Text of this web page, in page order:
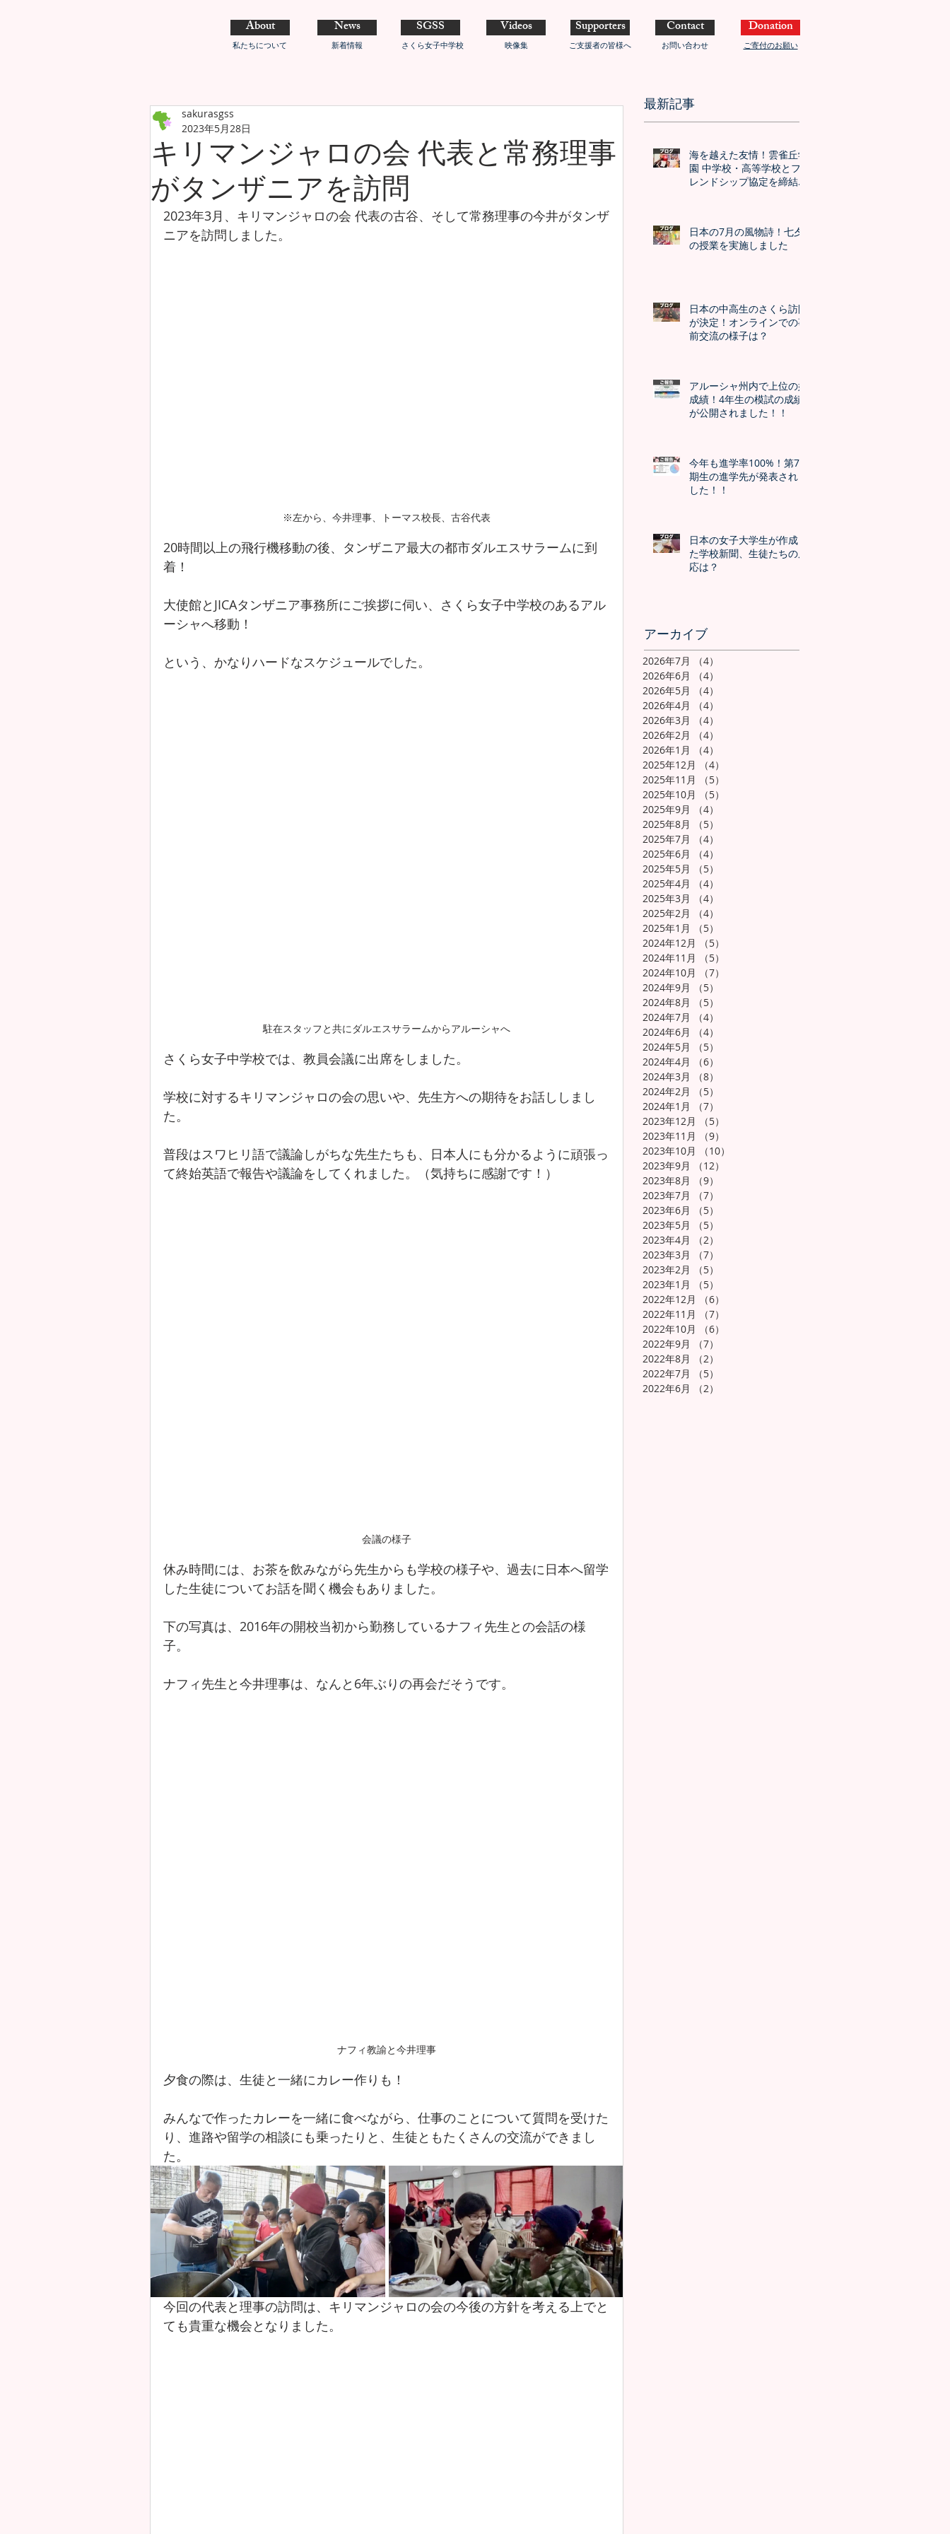
About
私たちについて
News
新着情報
SGSS
さくら女子中学校
Videos
映像集
Supporters
ご支援者の皆様へ
Contact
お問い合わせ
Donation
ご寄付のお願い
キリマンジャロの会 代表と常務理事
がタンザニアを訪問
sakurasgss
2023年5月28日
2023年3月、キリマンジャロの会 代表の古谷、そして常務理事の今井がタンザ
ニアを訪問しました。
※左から、今井理事、トーマス校長、古谷代表
20時間以上の飛行機移動の後、タンザニア最大の都市ダルエスサラームに到
着！
大使館とJICAタンザニア事務所にご挨拶に伺い、さくら女子中学校のあるアル
ーシャへ移動！
という、かなりハードなスケジュールでした。
駐在スタッフと共にダルエスサラームからアルーシャへ
さくら女子中学校では、教員会議に出席をしました。
学校に対するキリマンジャロの会の思いや、先生方への期待をお話ししまし
た。
普段はスワヒリ語で議論しがちな先生たちも、日本人にも分かるように頑張っ
て終始英語で報告や議論をしてくれました。（気持ちに感謝です！）
会議の様子
休み時間には、お茶を飲みながら先生からも学校の様子や、過去に日本へ留学
した生徒についてお話を聞く機会もありました。
下の写真は、2016年の開校当初から勤務しているナフィ先生との会話の様
子。
ナフィ先生と今井理事は、なんと6年ぶりの再会だそうです。
ナフィ教諭と今井理事
夕食の際は、生徒と一緒にカレー作りも！
みんなで作ったカレーを一緒に食べながら、仕事のことについて質問を受けた
り、進路や留学の相談にも乗ったりと、生徒ともたくさんの交流ができまし
た。
今回の代表と理事の訪問は、キリマンジャロの会の今後の方針を考える上でと
ても貴重な機会となりました。
最新記事
海を越えた友情！雲雀丘学
園 中学校・高等学校とフ
レンドシップ協定を締結し
日本の7月の風物詩！七夕
の授業を実施しました
日本の中高生のさくら訪問
が決定！オンラインでの事
前交流の様子は？
アルーシャ州内で上位の好
成績！4年生の模試の成績
が公開されました！！
今年も進学率100%！第7
期生の進学先が発表されま
した！！
日本の女子大学生が作成し
た学校新聞、生徒たちの反
応は？
アーカイブ
2026年7月 （4）
2026年6月
（4）
2026年5月
（4）
2026年4月
（4）
2026年3月
（4）
2026年2月
（4）
2026年1月
（4）
2025年12月
（4）
2025年11月
（5）
2025年10月
（5）
2025年9月
（4）
2025年8月
（5）
2025年7月
（4）
2025年6月
（4）
2025年5月
（5）
2025年4月
（4）
2025年3月
（4）
2025年2月
（4）
2025年1月
（5）
2024年12月
（5）
2024年11月
（5）
2024年10月
（7）
2024年9月
（5）
2024年8月
（5）
2024年7月
（4）
2024年6月
（4）
2024年5月
（5）
2024年4月
（6）
2024年3月
（8）
2024年2月
（5）
2024年1月
（7）
2023年12月
（5）
2023年11月
（9）
2023年10月
（10）
2023年9月
（12）
2023年8月
（9）
2023年7月
（7）
2023年6月
（5）
2023年5月
（5）
2023年4月
（2）
2023年3月
（7）
2023年2月
（5）
2023年1月
（5）
2022年12月
（6）
2022年11月
（7）
2022年10月
（6）
2022年9月
（7）
2022年8月
（2）
2022年7月
（5）
2022年6月
（2）